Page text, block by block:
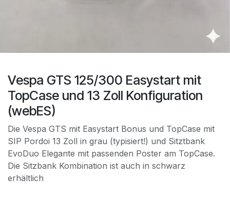
Vespa GTS 125/300 Easystart mit
TopCase und 13 Zoll Konfiguration
(webES)
Die Vespa GTS mit Easystart Bonus und TopCase mit
SIP Pordoi 13 Zoll in grau (typisiert!) und Sitztbank
EvoDuo Elegante mit passenden Poster am TopCase.
Die Sitzbank Kombination ist auch in schwarz
erhältlich